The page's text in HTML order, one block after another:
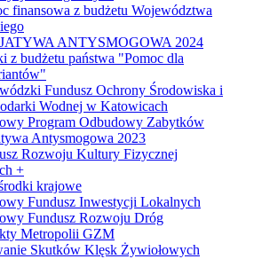
finansowa z budżetu Województwa
ANTYSMOGOWA 2024
z budżetu państwa "Pomoc dla
Fundusz Ochrony Środowiska i
Wodnej w Katowicach
Program Odbudowy Zabytków
Antysmogowa 2023
Rozwoju Kultury Fizycznej
+
krajowe
Fundusz Inwestycji Lokalnych
Fundusz Rozwoju Dróg
Metropolii GZM
Skutków Klęsk Żywiołowych